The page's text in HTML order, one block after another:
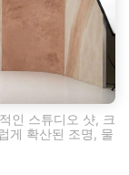
인 스튜디오 샷, 크
게 확산된 조명, 물